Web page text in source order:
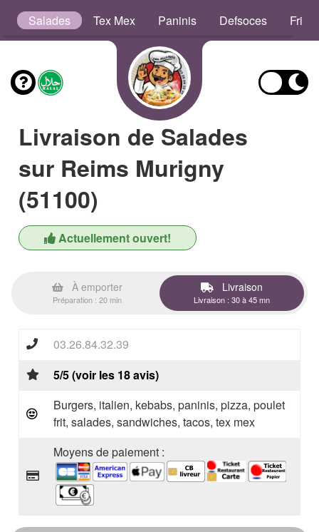
Salades Tex Mex Paninis Defsoces Frites
Livraison de Salades
sur Reims Murigny
(51100)
Actuellement ouvert!
À emporter
Préparation : 20 min
Livraison
Livraison : 30 à 45 mn
03.26.84.32.39
5/5 (voir les 18 avis)
Burgers, italien, kebabs, paninis, pizza, poulet
frit, salades, sandwiches, tacos, tex mex
Moyens de paiement :